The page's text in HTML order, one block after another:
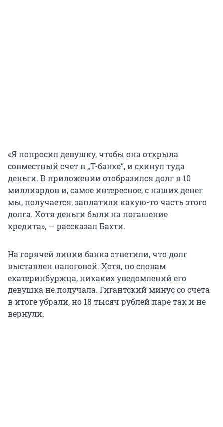
«Я попросил девушку, чтобы она открыла
совместный счет в „Т-банке“, и скинул туда
деньги. В приложении отобразился долг в 10
миллиардов и, самое интересное, с наших денег
мы, получается, заплатили какую-то часть этого
долга. Хотя деньги были на погашение
кредита», — рассказал Бахти.
На горячей линии банка ответили, что долг
выставлен налоговой. Хотя, по словам
екатеринбуржца, никаких уведомлений его
девушка не получала. Гигантский минус со счета
в итоге убрали, но 18 тысяч рублей паре так и не
вернули.